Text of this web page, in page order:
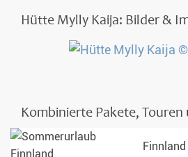
Hütte Mylly Kaija: Bilder &
Kombinierte Pakete, Touren
Finnland